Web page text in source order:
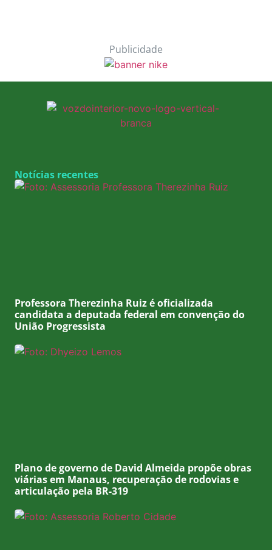
Publicidade
Notícias recentes
Professora Therezinha Ruiz é oficializada
candidata a deputada federal em convenção do
União Progressista
Plano de governo de David Almeida propõe obras
viárias em Manaus, recuperação de rodovias e
articulação pela BR-319